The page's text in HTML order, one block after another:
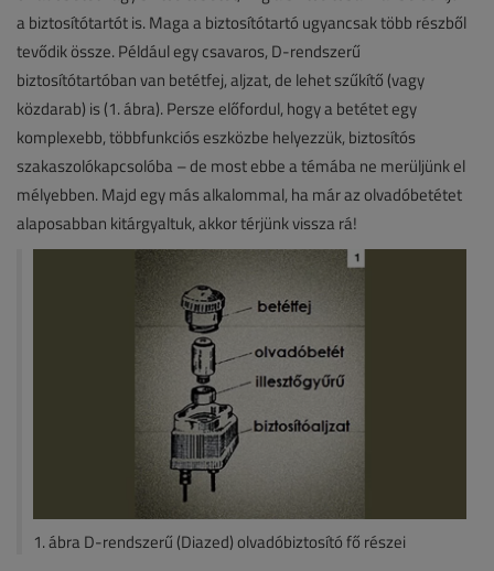
a biztosítótartót is. Maga a biztosítótartó ugyancsak több részből
tevődik össze. Például egy csavaros, D-rendszerű
biztosítótartóban van betétfej, aljzat, de lehet szűkítő (vagy
közdarab) is (1. ábra). Persze előfordul, hogy a betétet egy
komplexebb, többfunkciós eszközbe helyezzük, biztosítós
szakaszolókapcsolóba – de most ebbe a témába ne merüljünk el
mélyebben. Majd egy más alkalommal, ha már az olvadóbetétet
alaposabban kitárgyaltuk, akkor térjünk vissza rá!
1. ábra D-rendszerű (Diazed) olvadóbiztosító fő részei